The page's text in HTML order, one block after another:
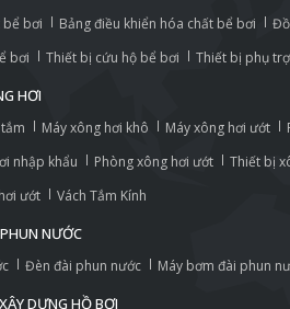
bể bơi
Bảng điều khiển hóa chất bể bơi
bơi
Thiết bị cứu hộ bể bơi Thiết bị phụ
HƠI
Máy xông hơi khô Máy xông hơi ướt
nhập khẩu
Phòng xông hơi ướt
Thiết bị
ướt
Vách Tắm Kính
NƯỚC
Đèn đài phun nước Máy bơm đài phun
DỰNG HỒ BƠI